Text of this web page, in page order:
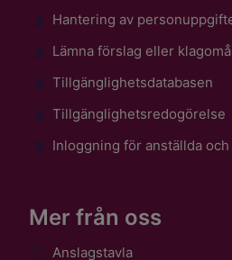
Hantering av
Lämna förslag eller
Tillgänglighetsdatabasen
Tillgänglighetsredogörelse
Inloggning för anställda
Mer från oss
Anslagstavla